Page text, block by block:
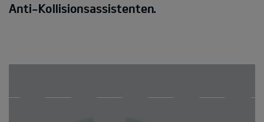
Anti-Kollisionsassistenten.